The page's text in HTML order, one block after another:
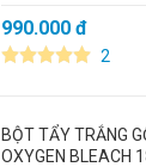
990.000đ
2
BỘT TẨY TRẮNG
OXYGEN BLEACH